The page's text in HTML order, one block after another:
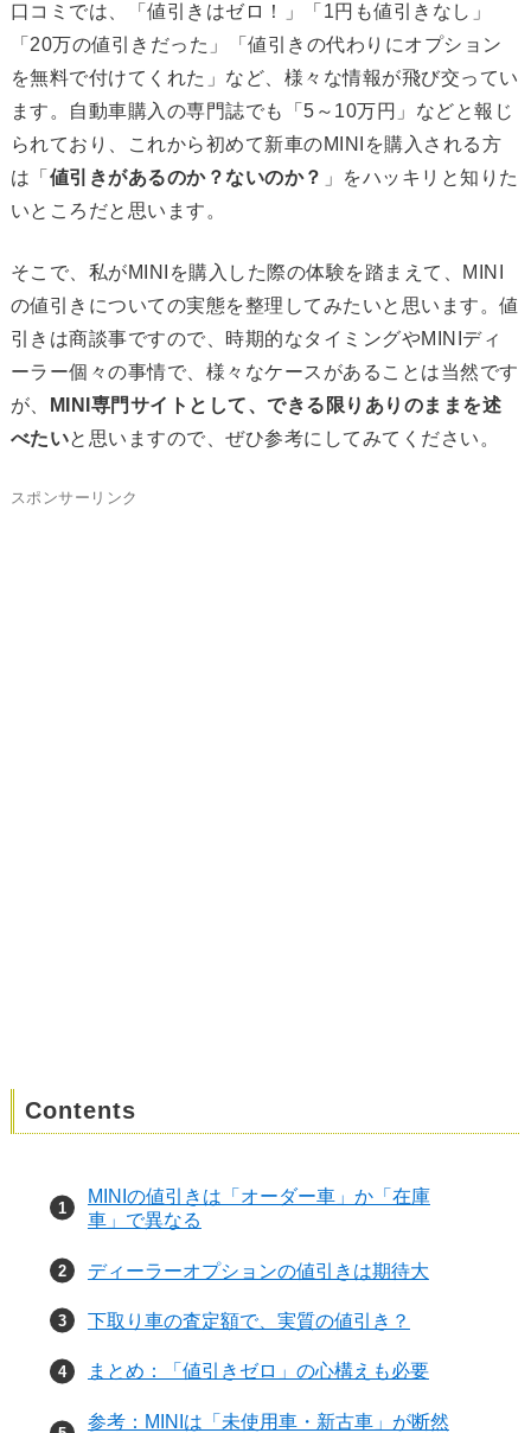
口コミでは、「値引きはゼロ！」「1円も値引きなし」
「20万の値引きだった」「値引きの代わりにオプション
を無料で付けてくれた」など、様々な情報が飛び交ってい
ます。自動車購入の専門誌でも「5～10万円」などと報じ
られており、これから初めて新車のMINIを購入される方
は「 値引きがあるのか？ないのか？ 」をハッキリと知りた
いところだと思います。
そこで、私がMINIを購入した際の体験を踏まえて、MINI
の値引きについての実態を整理してみたいと思います。値
引きは商談事ですので、時期的なタイミングやMINIディ
ーラー個々の事情で、様々なケースがあることは当然です
が、
MINI専門サイトとして、できる限りありのままを述
べたいと思いますので、ぜひ参考にしてみてください。
スポンサーリンク
Contents
MINIの値引きは「オーダー車」か「在庫
車」で異なる
ディーラーオプションの値引きは期待大
下取り車の査定額で、実質の値引き？
まとめ：「値引きゼロ」の心構えも必要
参考：MINIは「未使用車・新古車」が断然